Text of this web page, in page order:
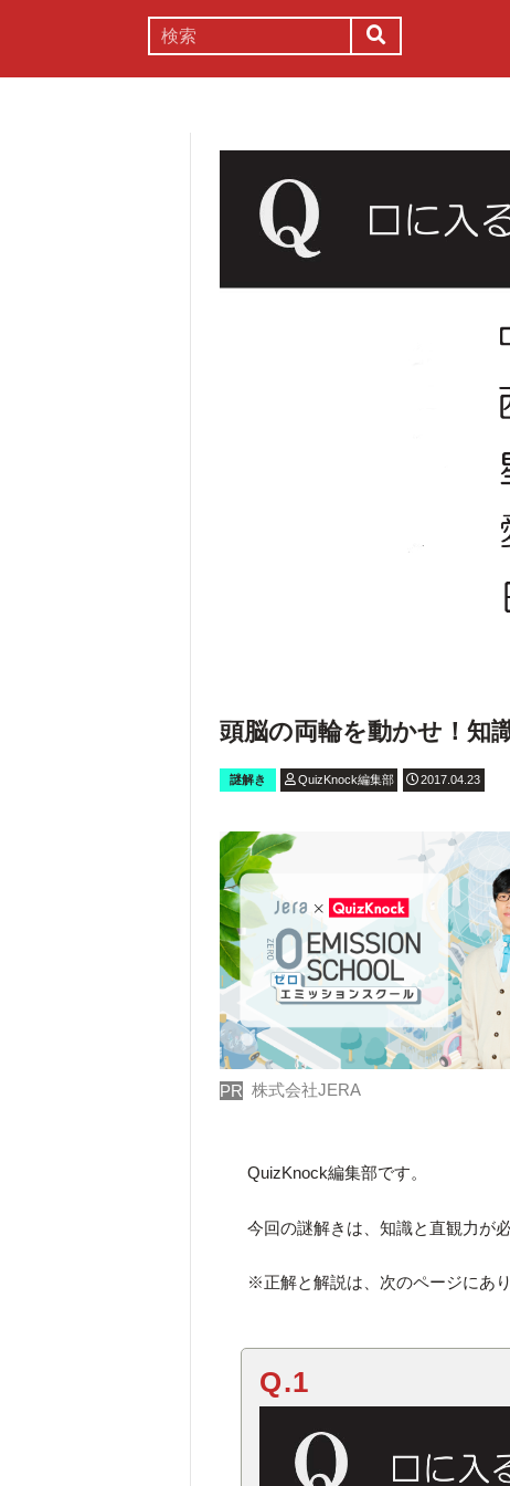
頭脳の両輪を動かせ！知
謎解き QuizKnock編集部 2017.04.23
PR 株式会社JERA
QuizKnock編集部です。
今回の謎解きは、知識と直観力が
※正解と解説は、次のページにあり
Q.1